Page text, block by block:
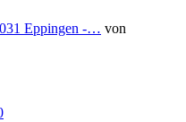
Eppingen -… von